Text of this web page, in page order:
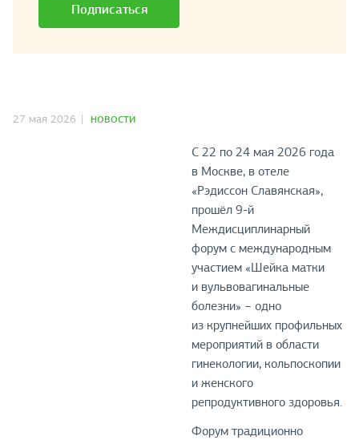
27 мая 2026 НОВОСТИ
С 22 по 24 мая 2026 года
в Москве, в отеле
«Рэдиссон Славянская»,
прошёл 9-й
Междисциплинарный
форум с международным
участием «Шейка матки
и вульвовагинальные
болезни» − одно
из крупнейших профильных
мероприятий в области
гинекологии, кольпоскопии
и женского
репродуктивного здоровья.
Форум традиционно
Подписаться